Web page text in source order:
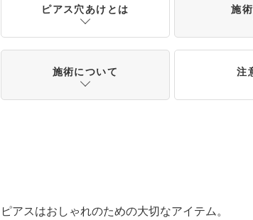
ピアス穴あけとは 施
施術について 注
ピアスはおしゃれのための大切なアイテム。